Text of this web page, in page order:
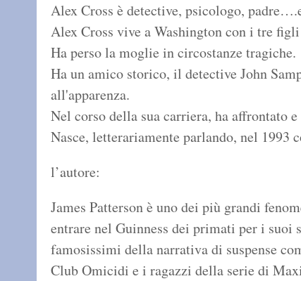
Alex Cross è detective, psicologo,
Alex Cross vive a Washington con i tre
Ha perso la moglie in circostanze tragiche.
Ha un amico storico, il detective John
all'apparenza.
Nel corso della sua carriera, ha affrontato
Nasce, letterariamente parlando, nel 1993
l’autore:
James Patterson è uno dei più grandi
entrare nel Guinness dei primati per i suoi
famosissimi della narrativa di suspense
Club Omicidi e i ragazzi della serie di